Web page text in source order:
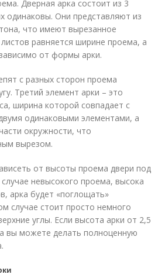
Дверная арка состоит из 3
одинаковы. Они представляют из
что имеют вырезанное
равняется ширине проема, а
от формы арки.
с разных сторон проема
Третий элемент арки – это
ширина которой совпадает с
одинаковыми элементами, а
окружности, что
вырезом.
от высоты проема двери под
невысокого проема, высока
арка будет «поглощать»
случае стоит просто немного
углы. Если высота арки от 2,5
вы можете делать полноценную